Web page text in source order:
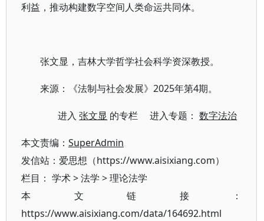
利益，推动构建数字空间人类命运共同体。
张文显，吉林大学哲学社会科学资深教授。
来源：《法制与社会发展》2025年第4期。
进入张文显 的专栏 进入专题：数字法治
本文责编： SuperAdmin
发信站：爱思想（https://www.aisixiang.com）
栏目： 学术>法学 >理论法学
本文链接：
https://www.aisixiang.com/data/164692.html